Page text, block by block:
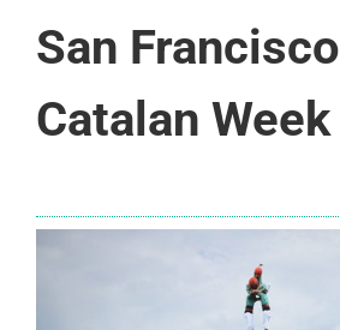
San Francisco
Catalan Week